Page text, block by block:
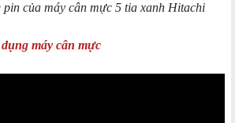
pin của máy cân mực 5 tia xanh Hitachi
máy cân mực